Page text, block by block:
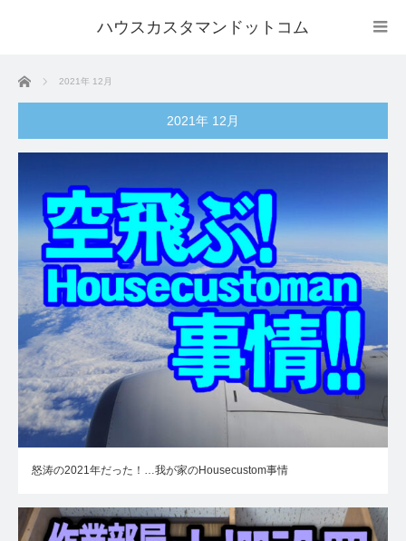
ハウスカスタマンドットコム
ホーム 2021年 12月
2021年 12月
怒涛の2021年だった！…我が家のHousecustom事情